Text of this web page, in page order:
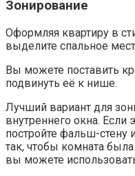
Зонирование
Оформляя квартиру в
выделите спальное
Вы можете поставить
подвинуть её к нише.
Лучший вариант для
внутреннего окна. Если
постройте фальш-стену
так, чтобы комната
вы можете